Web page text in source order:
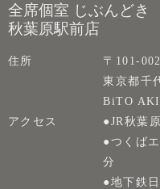
全席個室 じぶんどき
秋葉原駅前店
住所
〒101-
東京都千
BiTO
アクセス
●JR秋葉
●つくば
分
●地下鉄